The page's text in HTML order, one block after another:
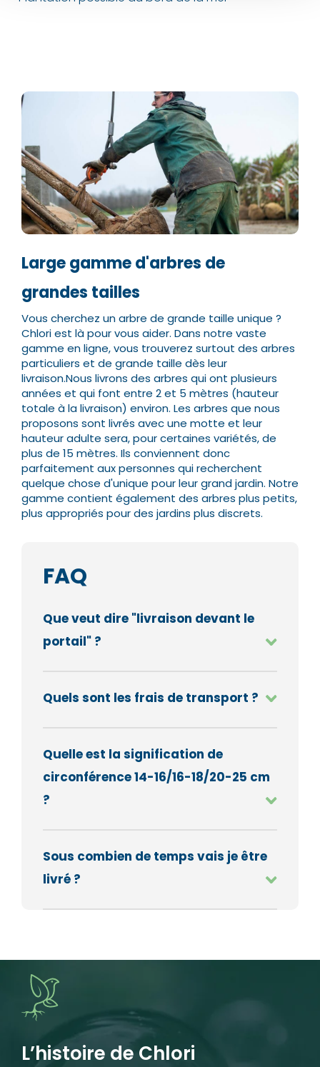
Large gamme d'arbres de
grandes tailles
Vous cherchez un arbre de grande taille unique ?
Chlori est là pour vous aider. Dans notre vaste
gamme en ligne, vous trouverez surtout des arbres
particuliers et de grande taille dès leur
livraison.Nous livrons des arbres qui ont plusieurs
années et qui font entre 2 et 5 mètres (hauteur
totale à la livraison) environ. Les arbres que nous
proposons sont livrés avec une motte et leur
hauteur adulte sera, pour certaines variétés, de
plus de 15 mètres. Ils conviennent donc
parfaitement aux personnes qui recherchent
quelque chose d'unique pour leur grand jardin. Notre
gamme contient également des arbres plus petits,
plus appropriés pour des jardins plus discrets.
FAQ
Que veut dire "livraison devant le
portail" ?
Quels sont les frais de transport ?
Quelle est la signification de
circonférence 14-16/16-18/20-25 cm
?
Sous combien de temps vais je être
livré ?
L’histoire de Chlori
Valider
Valider